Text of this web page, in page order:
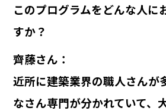
このプログラムをどんな人に
すか？
齊藤さん：
近所に建築業界の職人さんが
なさん専門が分かれていて、